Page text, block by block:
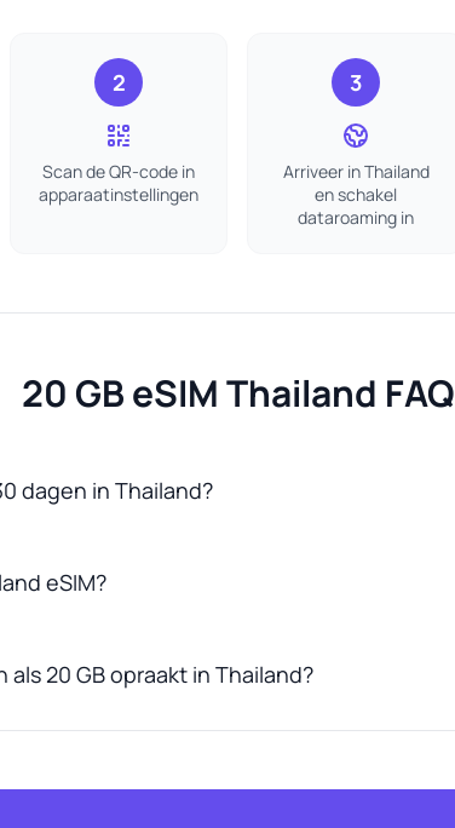
2
Scan de QR-code in
apparaatinstellingen
3
Arriveer in Thailand
en schakel
dataroaming in
20 GB eSIM Thailand FAQ
dagen in Thailand?
eSIM?
als 20 GB opraakt in Thailand?